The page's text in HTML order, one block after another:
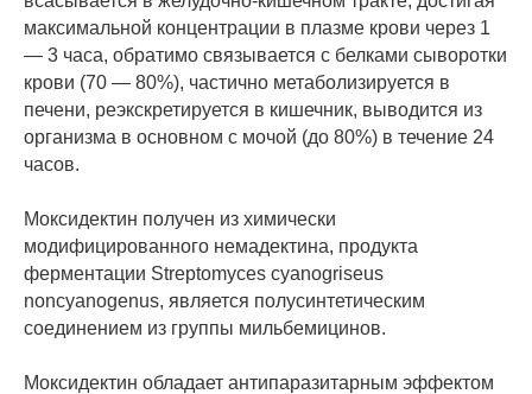
максимальной концентрации в плазме крови через 1
— 3 часа, обратимо связывается с белками сыворотки
крови (70 — 80%), частично метаболизируется в
печени, реэкскретируется в кишечник, выводится из
организма в основном с мочой (до 80%) в течение 24
часов.
Моксидектин получен из химически
модифицированного немадектина, продукта
ферментации Streptomyces cyanogriseus
noncyanogenus, является полусинтетическим
соединением из группы мильбемицинов.
Моксидектин обладает антипаразитарным эффектом